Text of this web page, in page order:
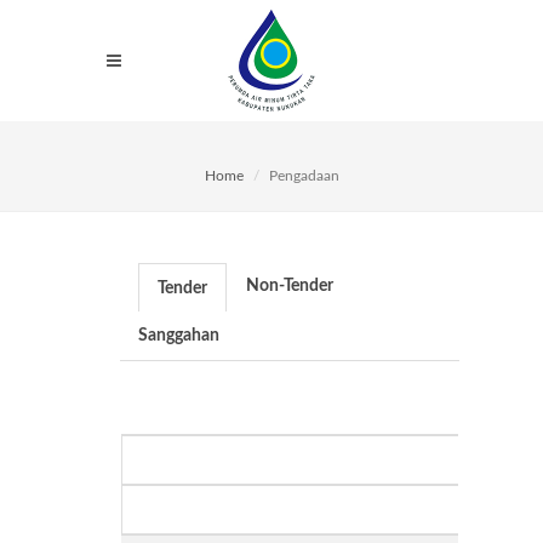
Home Pengadaan
Tender Non-Tender
Sanggahan